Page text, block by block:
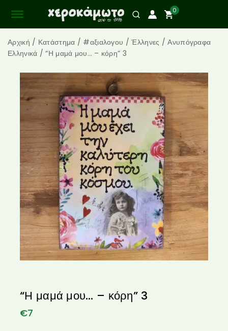
0
Αρχική / Κατάστημα / #αξιαλογου / Έλληνες / Ανυπόγραφα
Ελληνικά / “Η μαμά μου… – κόρη” 3
“Η μαμά μου… – κόρη” 3
€7